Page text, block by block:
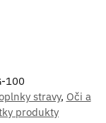
100
stravy, Oči a
produkty